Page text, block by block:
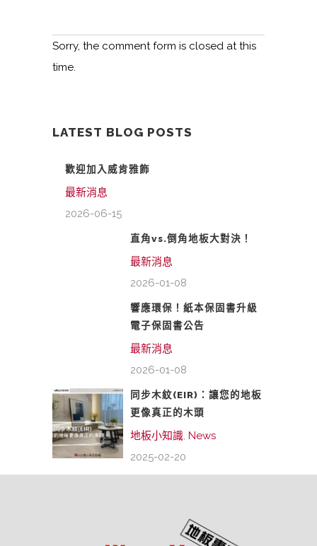
Sorry, the comment form is closed at this
time.
LATEST BLOG POSTS
歡迎加入威肯雅飾
最新消息
2026-06-15
直角vs.倒角地板大對決！
最新消息
2026-01-08
響應環保！紙本保固書升級
電子保固書公告
最新消息
2026-01-08
同步木紋(EIR)：讓您的地板
更像真正的木頭
地板小知識, News
2025-02-20